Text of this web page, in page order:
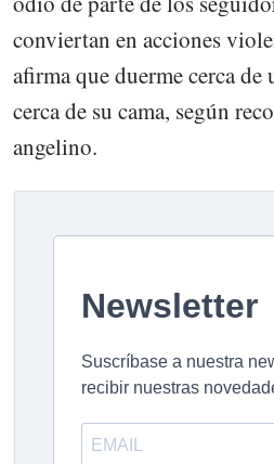
conviertan en acciones
afirma que duerme cerca
cerca de su cama, según
angelino.